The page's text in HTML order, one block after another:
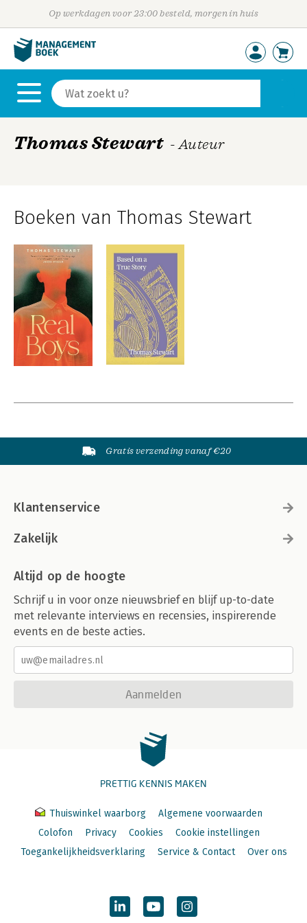
Op werkdagen voor 23:00 besteld, morgen in huis
Thomas Stewart - Auteur
Boeken van Thomas Stewart
Gratis verzending vanaf €20
Klantenservice
Zakelijk
Altijd op de hoogte
Schrijf u in voor onze nieuwsbrief en blijf up-to-date
met relevante interviews en recensies, inspirerende
events en de beste acties.
Aanmelden
PRETTIG KENNIS MAKEN
Thuiswinkel waarborg
Algemene voorwaarden
Colofon
Privacy Cookies
Cookie instellingen
Toegankelijkheidsverklaring
Service & Contact Over ons